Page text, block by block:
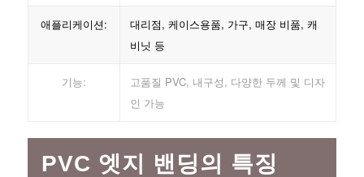
애플리케이션:
대리점, 케이스용품, 가구, 매장 비품, 캐
비닛 등
기능:
고품질 PVC, 내구성, 다양한 두께 및 디자
인 가능
PVC 엣지 밴딩의 특징